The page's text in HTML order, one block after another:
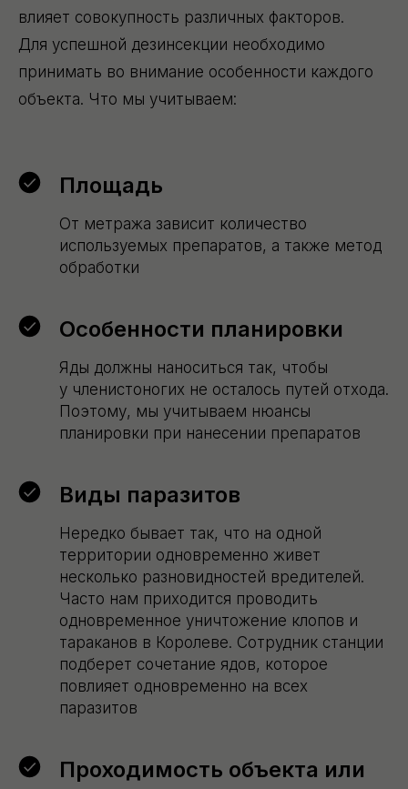
влияет совокупность различных факторов.
Для успешной дезинсекции необходимо
принимать во внимание особенности каждого
объекта. Что мы учитываем:
Площадь
От метража зависит количество
используемых препаратов, а также метод
обработки
Особенности планировки
Яды должны наноситься так, чтобы
у членистоногих не осталось путей отхода.
Поэтому, мы учитываем нюансы
планировки при нанесении препаратов
Виды паразитов
Нередко бывает так, что на одной
территории одновременно живет
несколько разновидностей вредителей.
Часто нам приходится проводить
одновременное уничтожение клопов и
тараканов в Королеве. Сотрудник станции
подберет сочетание ядов, которое
повлияет одновременно на всех
паразитов
Проходимость объекта или
со скидкой10%
сайте. Консультация бесплатно.
ЗАКАЗАТЬ ОБРАБОТКУ